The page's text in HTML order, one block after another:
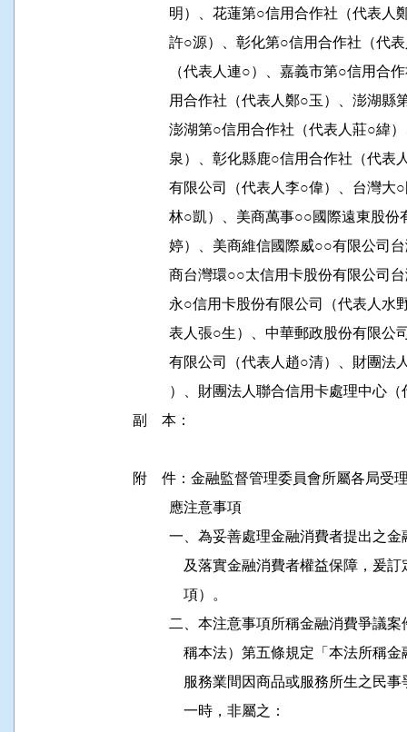
明）、花蓮第○信用合作社（代表
許○源）、彰化第○信用合作社（
（代表人連○）、嘉義市第○信用
用合作社（代表人鄭○玉）、澎湖
澎湖第○信用合作社（代表人莊○
泉）、彰化縣鹿○信用合作社（代
有限公司（代表人李○偉）、台灣
林○凱）、美商萬事○○國際遠東
婷）、美商維信國際威○○有限公
商台灣環○○太信用卡股份有限公
永○信用卡股份有限公司（代表
表人張○生）、中華郵政股份有限
有限公司（代表人趙○清）、財團
）、財團法人聯合信用卡處理中心
副    本：
附    件：金融監督管理委員會所屬各局受
          應注意事項
一、為妥善處理金融消費者提出
及落實金融消費者權益保障，
              項）。
二、本注意事項所稱金融消費爭
稱本法）第五條規定「本法所
服務業間因商品或服務所生之
              一時，非屬之：